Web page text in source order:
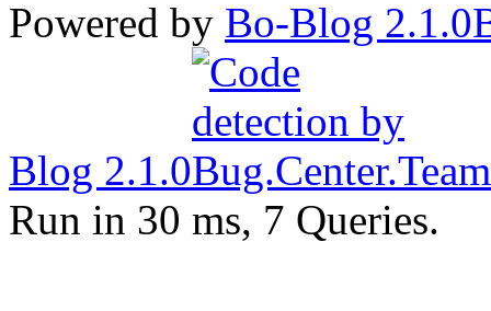
Powered by Bo-Blog 2.1.0
Blog 2.1.0
Run in 30 ms, 7 Queries.